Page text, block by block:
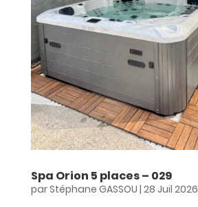
Spa Orion 5 places – 029
parStéphane GASSOU | 28 Juil 2026